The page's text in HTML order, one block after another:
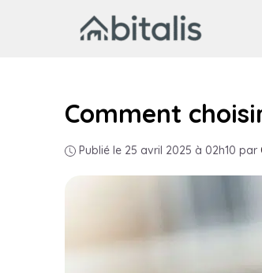
Comment
Publié le 25 avril 2025 à 02h10 par